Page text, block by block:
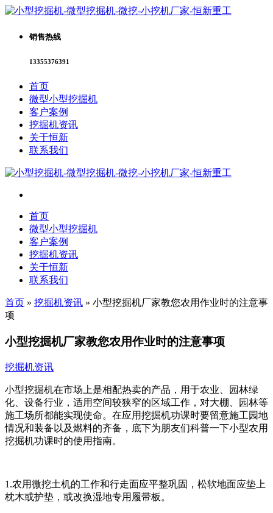
销售热线
13355376391
首页
微型小型挖掘机
客户案例
挖掘机资讯
关于恒新
联系我们
首页
微型小型挖掘机
客户案例
挖掘机资讯
关于恒新
联系我们
首页 » 挖掘机资讯 » 小型挖掘机厂家教您农用作业时的注意事
项
小型挖掘机厂家教您农用作业时的注意事项
挖掘机资讯
小型挖掘机在市场上是相配热卖的产品，用于农业、园林绿
化、设备行业，适用空间较狭窄的区域工作，对大棚、园林等
施工场所都能实现使命。在应用挖掘机功课时要留意施工园地
情况和装备以及燃料的齐备，底下为朋友们科普一下小型农用
挖掘机功课时的使用指南。
1.农用微挖土机的工作和行走面应平整巩固，松软地面应垫上
枕木或护垫，或改换湿地专用履带板。